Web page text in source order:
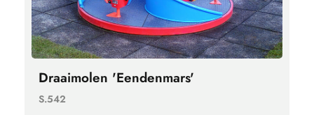
Draaimolen 'Eendenmars'
S.542